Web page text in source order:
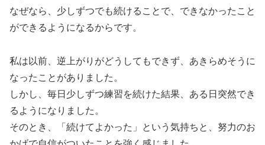
なぜなら、少しずつでも続けることで、できなかったこと
ができるようになるからです。
私は以前、逆上がりがどうしてもできず、あきらめそうに
なったことがありました。
しかし、毎日少しずつ練習を続けた結果、ある日突然でき
るようになりました。
そのとき、「続けてよかった」という気持ちと、努力のお